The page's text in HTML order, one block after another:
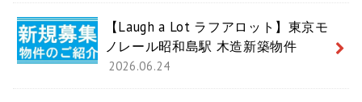
【Laugh a Lot ラフアロット】東京モ
ノレール昭和島駅 木造新築物件
2026.06.24